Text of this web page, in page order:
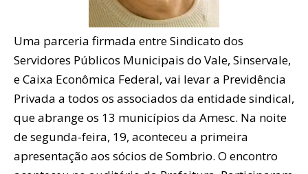
Uma parceria firmada entre Sindicato dos
Servidores Públicos Municipais do Vale, Sinservale,
e Caixa Econômica Federal, vai levar a Previdência
Privada a todos os associados da entidade sindical,
que abrange os 13 municípios da Amesc. Na noite
de segunda-feira, 19, aconteceu a primeira
apresentação aos sócios de Sombrio. O encontro